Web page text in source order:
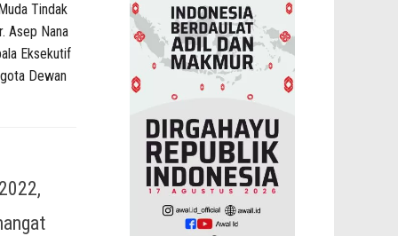
Tindak
Asep Nana
Eksekutif
Dewan